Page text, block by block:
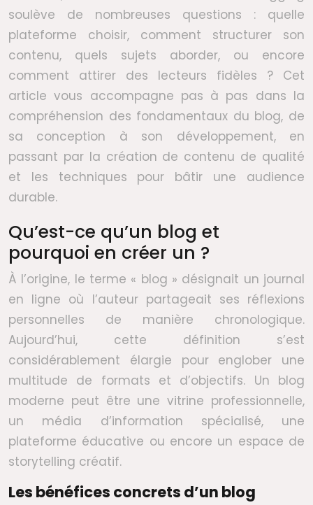
soulève de nombreuses questions : quelle
plateforme choisir, comment structurer son
contenu, quels sujets aborder, ou encore
comment attirer des lecteurs fidèles ? Cet
article vous accompagne pas à pas dans la
compréhension des fondamentaux du blog, de
sa conception à son développement, en
passant par la création de contenu de qualité
et les techniques pour bâtir une audience
durable.
Qu’est-ce qu’un blog et
pourquoi en créer un ?
À l’origine, le terme « blog » désignait un journal
en ligne où l’auteur partageait ses réflexions
personnelles de manière chronologique.
Aujourd’hui, cette définition s’est
considérablement élargie pour englober une
multitude de formats et d’objectifs. Un blog
moderne peut être une vitrine professionnelle,
un média d’information spécialisé, une
plateforme éducative ou encore un espace de
storytelling créatif.
Les bénéfices concrets d’un blog